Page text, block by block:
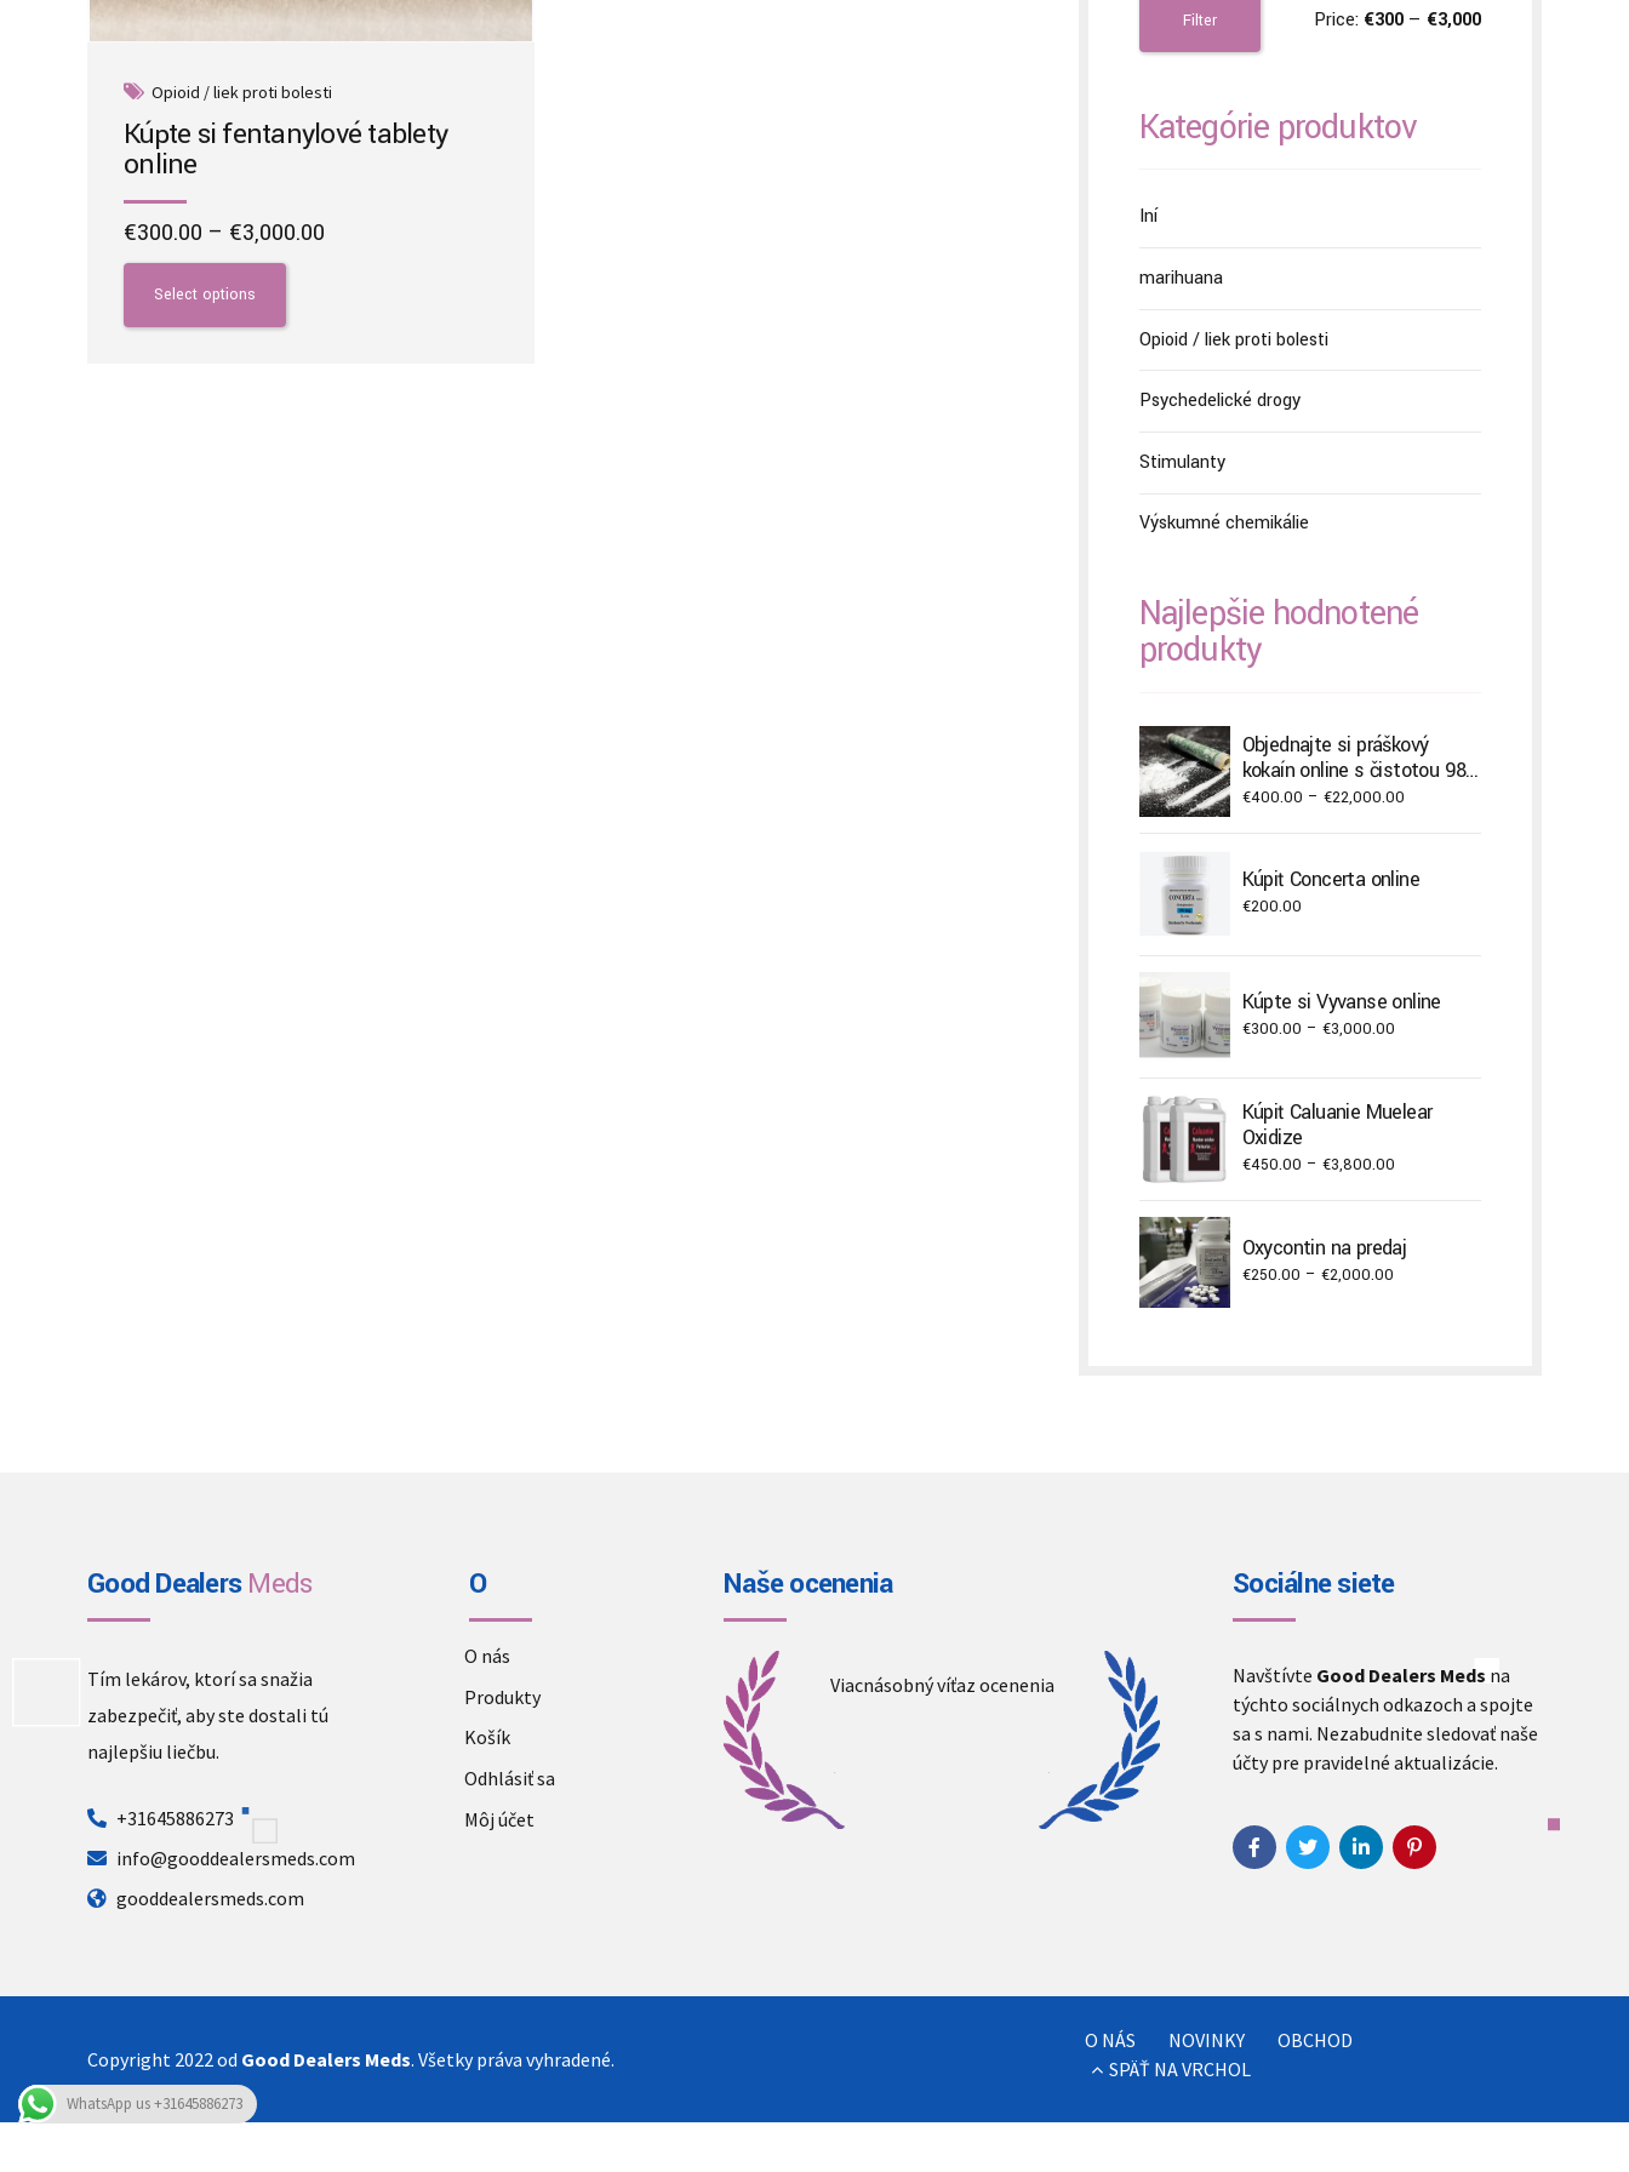
Opioid / liek proti bolesti
Kúpte si fentanylové tablety
online
€300.00 – €3,000.00
Select options
This
product
has
Filter Price: €300 — €3,000
Kategórie produktov
Iní
marihuana
Opioid / liek proti bolesti
Psychedelické drogy
Stimulanty
Výskumné chemikálie
Najlepšie hodnotené
produkty
Objednajte si práškový
kokaín online s čistotou 98,8
%.
€400.00 – €22,000.00Price
through
Kúpiť Concerta online
€200.00
Kúpte si Vyvanse online
€300.00 – €3,000.00Price
through
Kúpiť Caluanie Muelear
Oxidize
€450.00 – €3,800.00Price
through
Oxycontin na predaj
€250.00 – €2,000.00Price
Good DealersMeds
Tím lekárov, ktorí sa snažia
zabezpečiť, aby ste dostali tú
najlepšiu liečbu.
+31645886273
info@gooddealersmeds.com
gooddealersmeds.com
O
O nás
Produkty
Košík
Odhlásiť sa
Môj účet
Naše ocenenia
Viacnásobný víťaz ocenenia
Sociálne siete
Navštívte Good Dealers Meds na
týchto sociálnych odkazoch a spojte
sa s nami. Nezabudnite sledovať naše
účty pre pravidelné aktualizácie.
Copyright 2022 od Good Dealers Meds. Všetky práva vyhradené.
O NÁS NOVINKY
OBCHOD
SPÄŤ NA VRCHOL
WhatsApp us +31645886273